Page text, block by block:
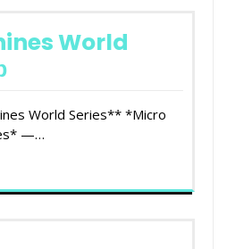
World
World Series** *Micro
—…